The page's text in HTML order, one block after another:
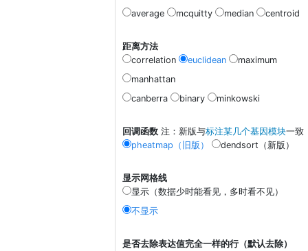
average
mcquitty median centroid
距离方法
correlation
euclidean
maximum
manhattan
canberra
binary minkowski
回调函数 注：新版与标注某几个基因模块一致
pheatmap（旧版）
dendsort（新版）
显示网格线
显示（数据少时能看见，多时看不见）
不显示
是否去除表达值完全一样的行（默认去除）